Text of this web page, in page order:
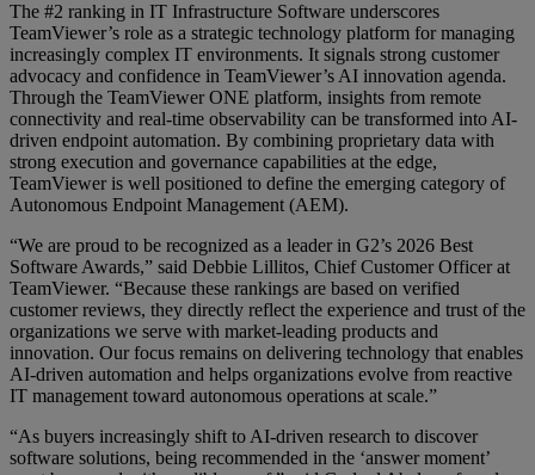
The #2 ranking in IT Infrastructure Software underscores
TeamViewer’s role as a strategic technology platform for managing
increasingly complex IT environments. It signals strong customer
advocacy and confidence in TeamViewer’s AI innovation agenda.
Through the TeamViewer ONE platform, insights from remote
connectivity and real-time observability can be transformed into AI-
driven endpoint automation. By combining proprietary data with
strong execution and governance capabilities at the edge,
TeamViewer is well positioned to define the emerging category of
Autonomous Endpoint Management (AEM).
“We are proud to be recognized as a leader in G2’s 2026 Best
Software Awards,” said Debbie Lillitos, Chief Customer Officer at
TeamViewer. “Because these rankings are based on verified
customer reviews, they directly reflect the experience and trust of the
organizations we serve with market-leading products and
innovation. Our focus remains on delivering technology that enables
AI-driven automation and helps organizations evolve from reactive
IT management toward autonomous operations at scale.”
“As buyers increasingly shift to AI-driven research to discover
software solutions, being recommended in the ‘answer moment’